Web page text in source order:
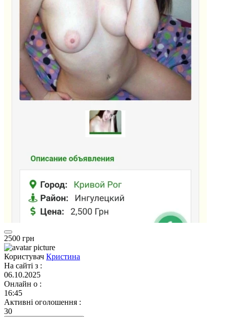
2500 грн
Користувач Кристина
На сайті з :
06.10.2025
Онлайн о :
16:45
Активні оголошення :
30